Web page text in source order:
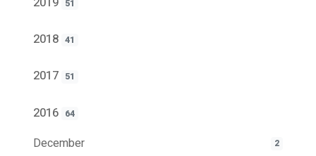
51
2018 41
2017 51
2016 64
December 2